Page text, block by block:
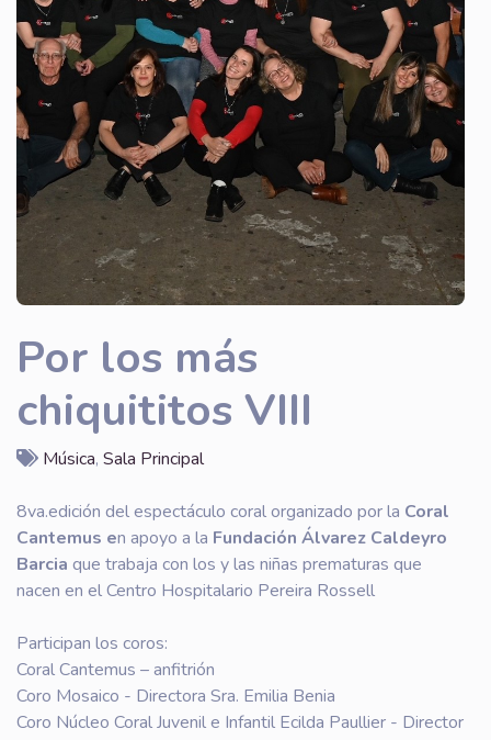
Por los más
chiquititos VIII
Música, Sala Principal
8va.edición del espectáculo coral organizado por la Coral
Cantemus en apoyo a la Fundación Álvarez Caldeyro
Barcia que trabaja con los y las niñas prematuras que
nacen en el Centro Hospitalario Pereira Rossell
Participan los coros:
Coral Cantemus – anfitrión
Coro Mosaico - Directora Sra. Emilia Benia
Coro Núcleo Coral Juvenil e Infantil Ecilda Paullier - Director